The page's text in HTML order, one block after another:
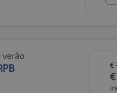
verão
€
€